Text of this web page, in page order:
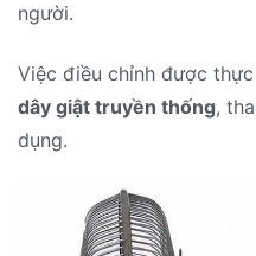
người.
Việc điều chỉnh được
dây giật truyền thống,
dụng.